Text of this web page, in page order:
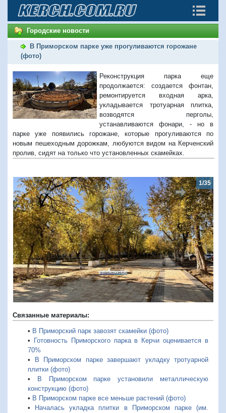
Городские новости
В Приморском парке уже прогуливаются горожане
(фото)
Реконструкция парка еще
продолжается: создается фонтан,
ремонтируется входная арка,
укладывается тротуарная плитка,
возводятся перголы,
устанавливаются фонари, - но в
парке уже появились горожане, которые прогуливаются по
новым пешеходным дорожкам, любуются видом на Керченский
пролив, сидят на только что установленных скамейках.
1/35
Предыдущий
Связанные материалы:
• В Приморский парк завозят скамейки (фото)
•
Готовность Приморского парка в Керчи оценивается в
70%
•
В Приморском парке завершают укладку тротуарной
плитки (фото)
•
В Приморском парке установили металлическую
конструкцию (фото)
• В Приморском парке все меньше растений (фото)
•
Началась укладка плитки в Приморском парке (им.